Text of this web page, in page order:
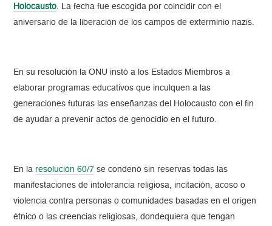
Holocausto. La fecha fue escogida por coincidir con el
aniversario de la liberación de los campos de exterminio nazis.
En su resolución la ONU instó a los Estados Miembros a
elaborar programas educativos que inculquen a las
generaciones futuras las enseñanzas del Holocausto con el fin
de ayudar a prevenir actos de genocidio en el futuro.
En la resolución 60/7 se condenó sin reservas todas las
manifestaciones de intolerancia religiosa, incitación, acoso o
violencia contra personas o comunidades basadas en el origen
étnico o las creencias religiosas, dondequiera que tengan